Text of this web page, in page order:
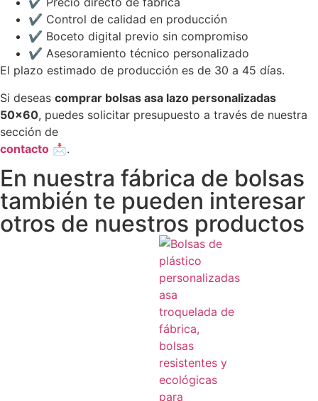
✔ Control de calidad en producción
✔ Boceto digital previo sin compromiso
✔ Asesoramiento técnico personalizado
El plazo estimado de producción es de 30 a 45 días.
Si deseas comprar bolsas asa lazo personalizadas
50×60, puedes solicitar presupuesto a través de nuestra
sección de
contacto 📩.
En nuestra fábrica de bolsas
también te pueden interesar
otros de nuestros productos